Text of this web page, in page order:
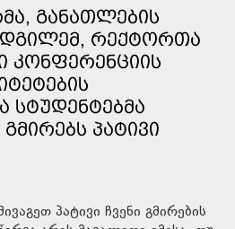
ᲒᲐᲜᲐᲗᲚᲔᲑᲘᲡ
ᲠᲔᲥᲢᲝᲠᲗᲐ
ᲙᲝᲜᲤᲔᲠᲔᲜᲪᲘᲘᲡ
ᲡᲢᲣᲓᲔᲜᲢᲔᲑᲛᲐ
ᲞᲐᲢᲘᲕᲘ
პატივი ჩვენი გმირების